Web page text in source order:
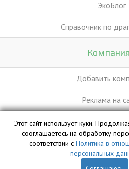
ЭкоБлог
Справочник по
Добавить
Реклама на
База данных сайта vyvoz.org
собственностью ООО «Профит»
Этот сайт использует куки.
сооглашаетесь на обработку
соответствии с Политика в
персональных